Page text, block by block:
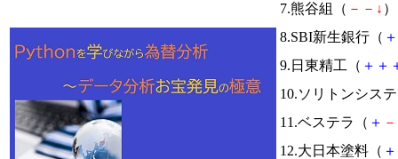
7.熊谷組（ － － ↓
8.SBI新生銀行（ ＋
9.日東精工（ ＋ ＋
10.ソリトンシス
11.ベステラ（ ＋ －
12.大日本塗料（ ＋